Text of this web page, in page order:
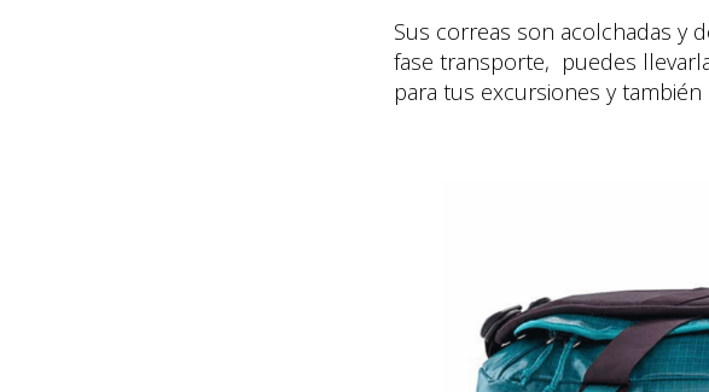
Sus correas son acolchadas y
fase transporte, puedes
para tus excursiones y